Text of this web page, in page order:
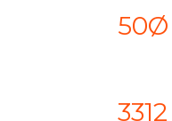
50Ø
3312